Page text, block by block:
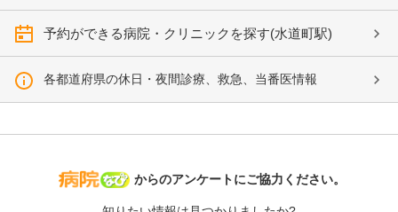
予約ができる病院・クリニックを探す(水道町駅)
各都道府県の休日・夜間診療、救急、当番医情報
病院なび
からのアンケートにご協力ください。